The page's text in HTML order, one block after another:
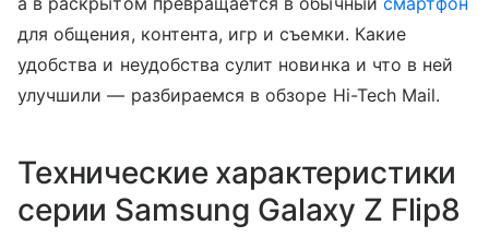
для общения, контента, игр и съемки. Какие
удобства и неудобства сулит новинка и что в ней
улучшили — разбираемся в обзоре Hi-Tech Mail.
Технические характеристики
серии Samsung Galaxy Z Flip8